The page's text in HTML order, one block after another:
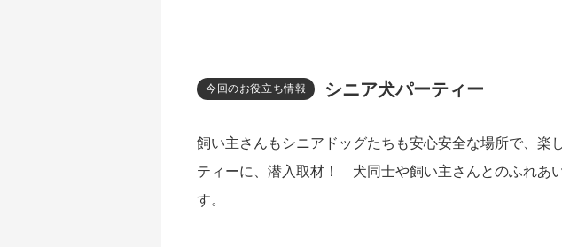
今回のお役立ち情報 シニア犬パーティー
飼い主さんもシニアドッグたちも安心安全な場所で、楽
ティーに、潜入取材！ 犬同士や飼い主さんとのふれあ
す。